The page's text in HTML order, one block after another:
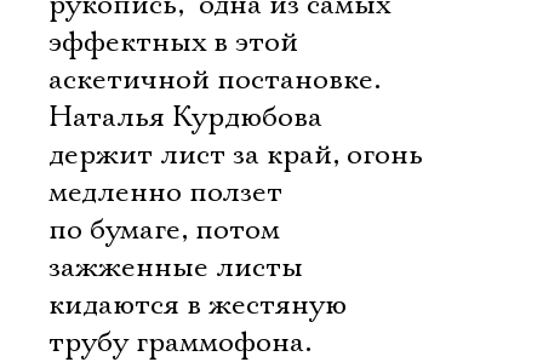
эффектных в этой
аскетичной постановке.
Наталья Курдюбова
держит лист за край, огонь
медленно ползет
по бумаге, потом
зажженные листы
кидаются в жестяную
трубу граммофона.